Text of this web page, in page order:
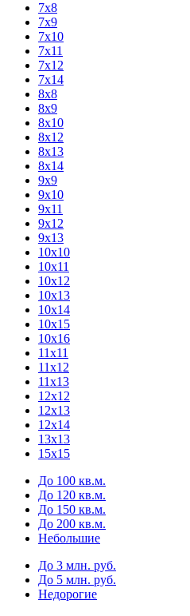
7х8
7х9
7х10
7х11
7х12
7х14
8х8
8х9
8х10
8х12
8х13
8х14
9х9
9х10
9х11
9х12
9х13
10х10
10х11
10х12
10х13
10х14
10х15
10х16
11х11
11х12
11х13
12х12
12х13
12х14
13х13
15х15
До 100 кв.м.
До 120 кв.м.
До 150 кв.м.
До 200 кв.м.
Небольшие
До 3 млн. руб.
До 5 млн. руб.
Недорогие